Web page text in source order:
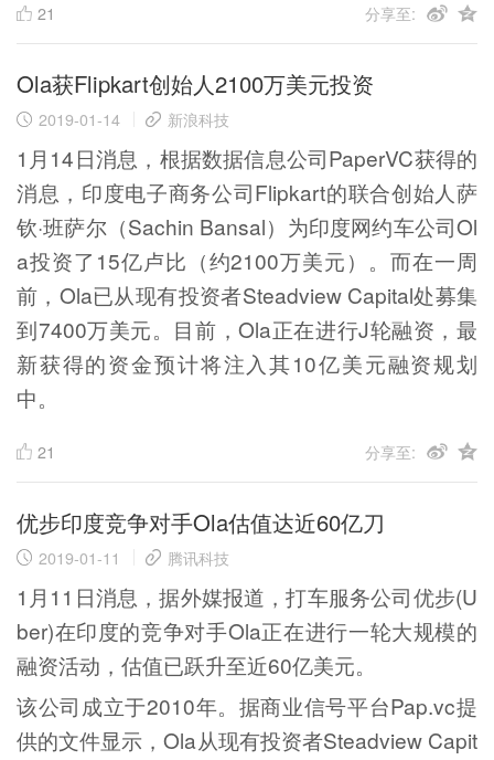
21 分享至:
Ola获Flipkart创始人2100万美元投资
2019-01-14 新浪科技
1月14日消息，根据数据信息公司PaperVC获得的
消息，印度电子商务公司Flipkart的联合创始人萨
钦·班萨尔（Sachin Bansal）为印度网约车公司Ol
a投资了15亿卢比（约2100万美元）。而在一周
前，Ola已从现有投资者Steadview Capital处募集
到7400万美元。目前，Ola正在进行J轮融资，最
新获得的资金预计将注入其10亿美元融资规划
中。
21 分享至:
优步印度竞争对手Ola估值达近60亿刀
2019-01-11 腾讯科技
1月11日消息，据外媒报道，打车服务公司优步(U
ber)在印度的竞争对手Ola正在进行一轮大规模的
融资活动，估值已跃升至近60亿美元。
该公司成立于2010年。据商业信号平台Pap.vc提
供的文件显示，Ola从现有投资者Steadview Capit